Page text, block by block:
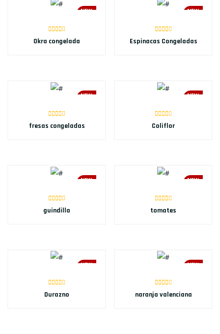
NEW
Okra congelada
NEW
Espinacas Congeladas
NEW
fresas congeladas
NEW
Coliflor
NEW
guindilla
NEW
tomates
NEW
Durazno
NEW
naranja valenciana